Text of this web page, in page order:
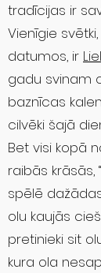
tradīcijas ir
Vienīgie
datumos, ir
gadu svinam
baznīcas
cilvēki šajā
Bet visi kopā
raibās krāsās,
spēlē
olu kaujās
pretinieki sit
kura ola